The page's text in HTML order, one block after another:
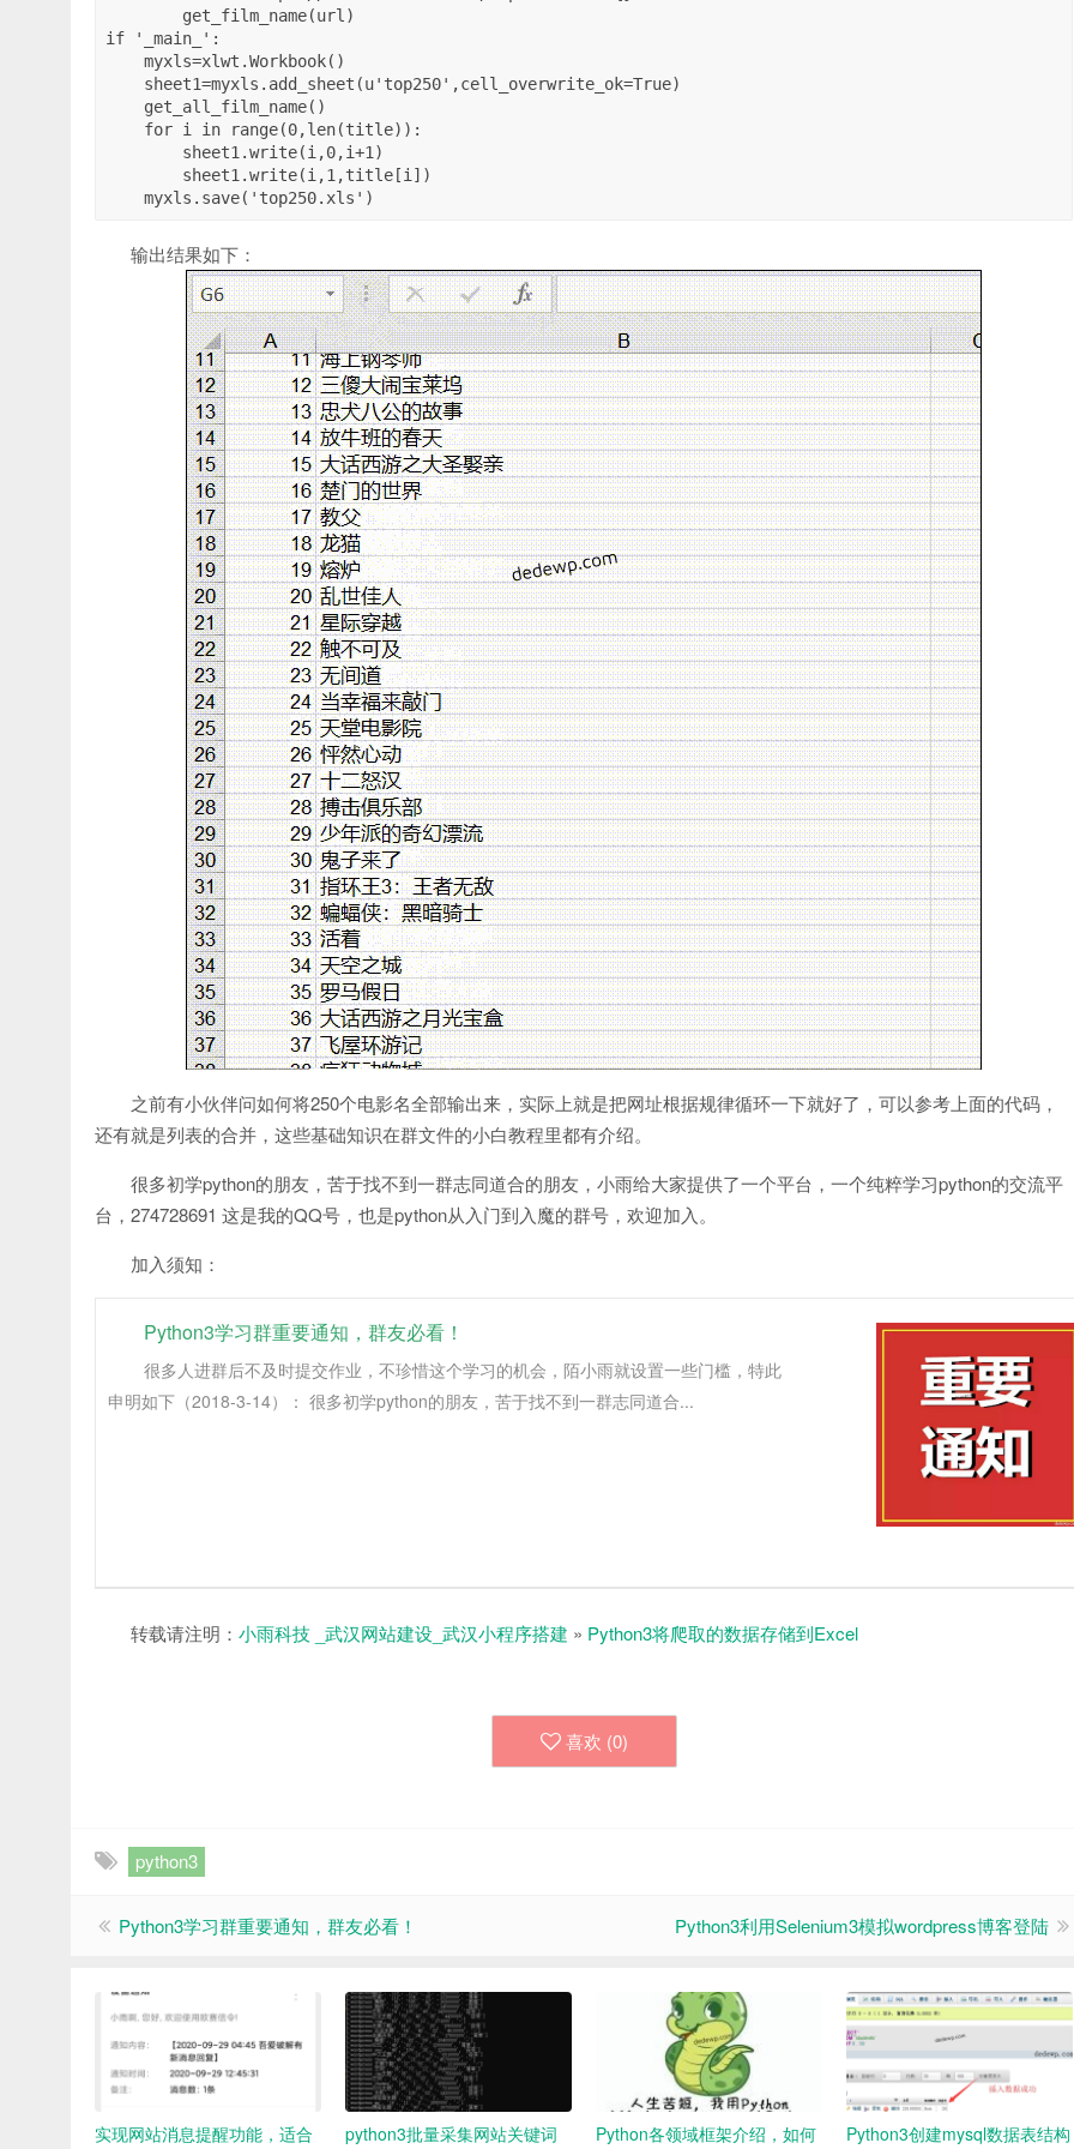
if '_main_':
输出结果如下：
之前有小伙伴问如何将250个电影名全部输出来，实际上就是把网址根据规律循环一下就好了，可以参考上面的代码，
还有就是列表的合并，这些基础知识在群文件的小白教程里都有介绍。
很多初学python的朋友，苦于找不到一群志同道合的朋友，小雨给大家提供了一个平台，一个纯粹学习python的交流平
台，274728691 这是我的QQ号，也是python从入门到入魔的群号，欢迎加入。
加入须知：
Python3学习群重要通知，群友必看！
很多人进群后不及时提交作业，不珍惜这个学习的机会，陌小雨就设置一些门槛，特此
申明如下（2018-3-14）： 很多初学python的朋友，苦于找不到一群志同道合...
转载请注明： 小雨科技 _武汉网站建设_武汉小程序搭建 » Python3将爬取的数据存储到Excel
喜欢 (0)
python3
Python3学习群重要通知，群友必看！ Python3利用Selenium3模拟wordpress博客登陆
实现网站消息提醒功能，适合 python3批量采集网站关键词 Python各领域框架介绍，如何 Python3创建mysql数据表结构